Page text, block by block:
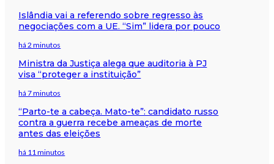
Islândia vai a referendo sobre regresso às
negociações com a UE. “Sim” lidera por pouco
há 2 minutos
Ministra da Justiça alega que auditoria à PJ
visa “proteger a instituição”
há 7 minutos
“Parto-te a cabeça. Mato-te”: candidato russo
contra a guerra recebe ameaças de morte
antes das eleições
há 11 minutos